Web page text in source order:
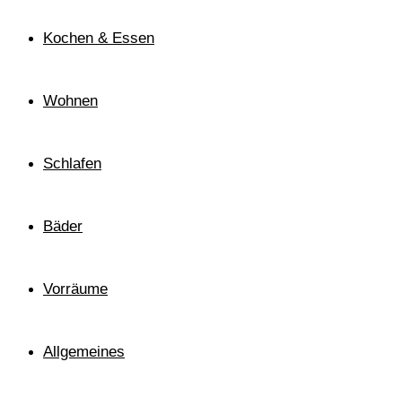
Kochen & Essen
Wohnen
Schlafen
Bäder
Vorräume
Allgemeines